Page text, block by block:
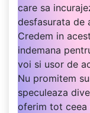
care sa
desfasurata de
Credem in
indemana
voi si usor de
Nu promitem
speculeaza
oferim tot ceea